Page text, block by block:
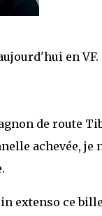
en
de route
achevée, je
extenso ce